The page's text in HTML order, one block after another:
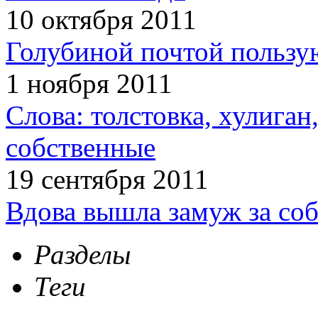
10 октября 2011
Голубиной почтой
1 ноября 2011
Слова: толстовка,
собственные
19 сентября 2011
Вдова вышла замуж за
Разделы
Теги